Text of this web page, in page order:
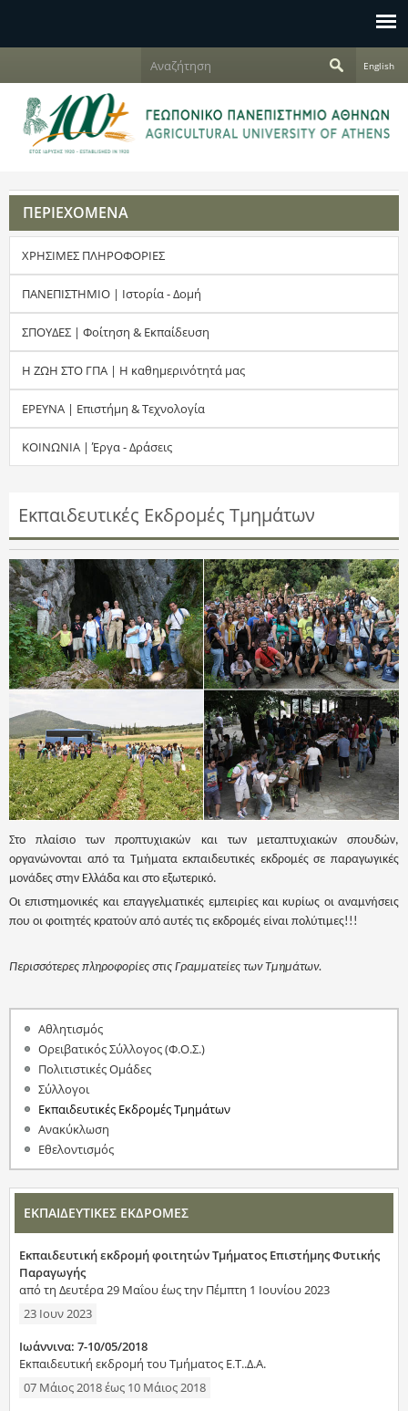
Φ
ό
μ
α
α
ν
α
ζ
ή
τ
σ
η
ς
ζ
ή
τ
η
English
ΠΕΡΙΕΧΟΜΕΝΑ
ΧΡΗΣΙΜΕΣ ΠΛΗΡΟΦΟΡΙΕΣ
ΠΑΝΕΠΙΣΤΗΜΙΟ | Ιστορία - Δομή
ΣΠΟΥΔΕΣ | Φοίτηση & Εκπαίδευση
Η ΖΩΗ ΣΤΟ ΓΠΑ | Η καθημερινότητά μας
ΕΡΕΥΝΑ | Επιστήμη & Τεχνολογία
ΚΟΙΝΩΝΙΑ | Έργα - Δράσεις
Εκπαιδευτικές Εκδρομές Τμημάτων
Στο πλαίσιο των προπτυχιακών και των μεταπτυχιακών σπουδών,
οργανώνονται από τα Τμήματα εκπαιδευτικές εκδρομές σε παραγωγικές
μονάδες στην Ελλάδα και στο εξωτερικό.
Οι επιστημονικές και επαγγελματικές εμπειρίες και κυρίως οι αναμνήσεις
που οι φοιτητές κρατούν από αυτές τις εκδρομές είναι πολύτιμες!!!
Περισσότερες πληροφορίες στις Γραμματείες των Τμημάτων.
Αθλητισμός
Ορειβατικός Σύλλογος (Φ.Ο.Σ.)
Πολιτιστικές Ομάδες
Σύλλογοι
Εκπαιδευτικές Εκδρομές Τμημάτων
Ανακύκλωση
Εθελοντισμός
ΕΚΠΑΙΔΕΥΤΙΚΕΣ ΕΚΔΡΟΜΕΣ
Εκπαιδευτική εκδρομή φοιτητών Τμήματος Επιστήμης Φυτικής
Παραγωγής
από τη Δευτέρα 29 Μαΐου έως την Πέμπτη 1 Ιουνίου 2023
23 Ιουν 2023
Ιωάννινα: 7-10/05/2018
Eκπαιδευτική εκδρομή του Τμήματος Ε.Τ..Δ.Α.
07 Μάιος 2018έως 10 Μάιος 2018